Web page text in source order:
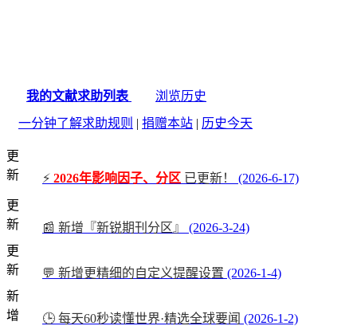
我的文献求助列表
浏览历史
一分钟了解求助规则 | 捐赠本站 | 历史今天
更
新
⚡ 2026年影响因子、分区 已更新！
(2026-6-17)
更
新
📰 新增『新锐期刊分区』
(2026-3-24)
更
新
💬 新增更精细的自定义提醒设置 (2026-1-4)
新
增
🕒 每天60秒读懂世界·精选全球要闻 (2026-1-2)